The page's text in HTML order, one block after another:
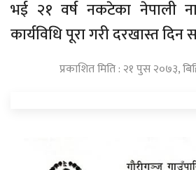
भई २१ वर्ष नकटेका नेपाली
कार्यविधि पूरा गरी दरखास्त दिन
प्रकाशित मिति : २१ पुस २०७३,